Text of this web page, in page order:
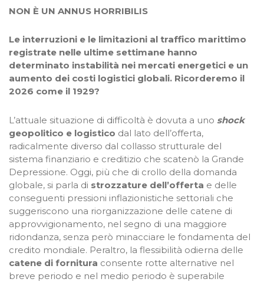
NON È UN ANNUS HORRIBILIS
Le interruzioni e le limitazioni al traffico marittimo
registrate nelle ultime settimane hanno
determinato instabilità nei mercati energetici e un
aumento dei costi logistici globali. Ricorderemo il
2026 come il 1929?
L’attuale situazione di difficoltà è dovuta a uno shock
geopolitico e logistico dal lato dell’offerta,
radicalmente diverso dal collasso strutturale del
sistema finanziario e creditizio che scatenò la Grande
Depressione. Oggi, più che di crollo della domanda
globale, si parla di strozzature dell’offerta e delle
conseguenti pressioni inflazionistiche settoriali che
suggeriscono una riorganizzazione delle catene di
approvvigionamento, nel segno di una maggiore
ridondanza, senza però minacciare le fondamenta del
credito mondiale. Peraltro, la flessibilità odierna delle
catene di fornitura consente rotte alternative nel
breve periodo e nel medio periodo è superabile